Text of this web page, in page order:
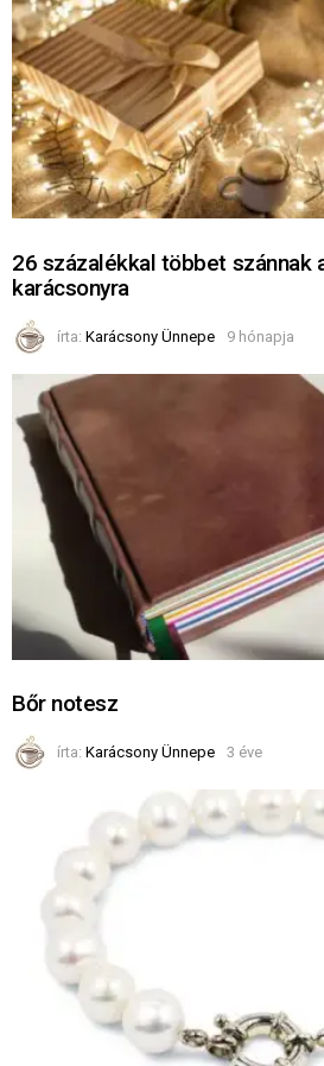
26 százalékkal többet szánnak
karácsonyra
írta: Karácsony Ünnepe 9 hónapja
Bőr notesz
írta: Karácsony Ünnepe 3 éve